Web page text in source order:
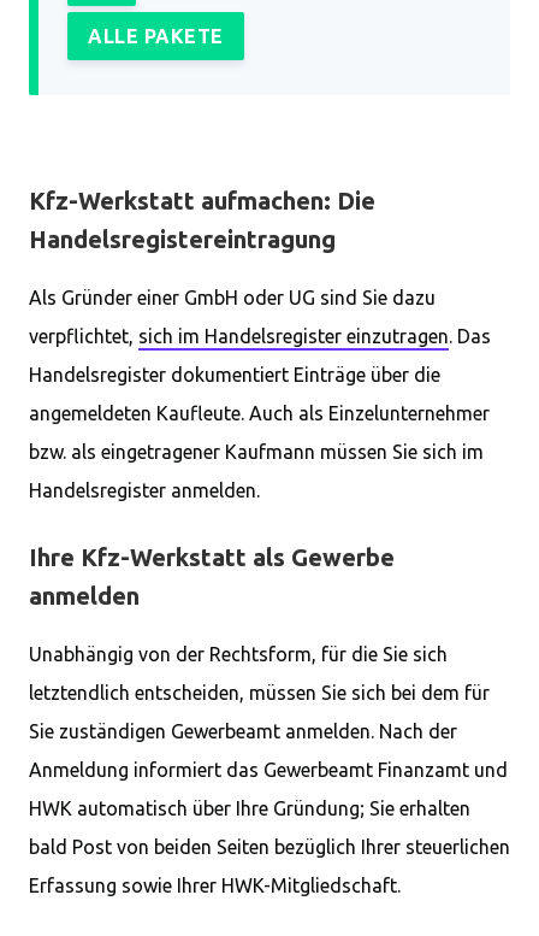
ALLE PAKETE
Kfz-Werkstatt aufmachen: Die
Handelsregistereintragung
Als Gründer einer GmbH oder UG sind Sie dazu
verpflichtet, sich im Handelsregister einzutragen. Das
Handelsregister dokumentiert Einträge über die
angemeldeten Kaufleute. Auch als Einzelunternehmer
bzw. als eingetragener Kaufmann müssen Sie sich im
Handelsregister anmelden.
Ihre Kfz-Werkstatt als Gewerbe
anmelden
Unabhängig von der Rechtsform, für die Sie sich
letztendlich entscheiden, müssen Sie sich bei dem für
Sie zuständigen Gewerbeamt anmelden. Nach der
Anmeldung informiert das Gewerbeamt Finanzamt und
HWK automatisch über Ihre Gründung; Sie erhalten
bald Post von beiden Seiten bezüglich Ihrer steuerlichen
Erfassung sowie Ihrer HWK-Mitgliedschaft.